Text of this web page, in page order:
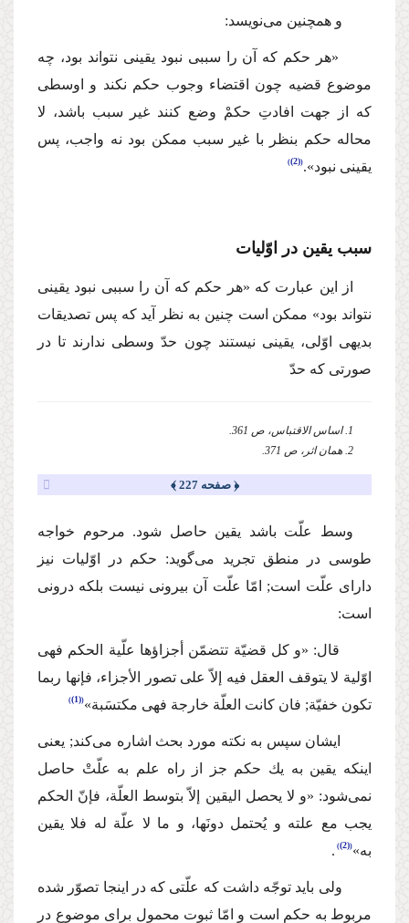
و همچنین می‌نویسد:
«هر حكم كه آن را سببی نبود یقینی نتواند بود، چه
موضوع قضیه چون اقتضاء وجوب حكم نكند و اوسطی
كه از جهت افادتِ حكمْ وضع كنند غیر سبب باشد، لا
محاله حكم بنظر با غیر سبب ممكن بود نه واجب، پس
یقینی نبود». (2)
سبب یقین در اوّلیات
از این عبارت كه «هر حكم كه آن را سببی نبود یقینی
نتواند بود» ممكن است چنین به نظر آید كه پس تصدیقات
بدیهی اوّلی، یقینی نیستند چون حدّ وسطی ندارند تا در
صورتی كه حدّ
1. اساس الاقتباس، ص 361.
2. همان اثر، ص 371.
﴿ صفحه 227 ﴾
وسط علّت باشد یقین حاصل شود. مرحوم خواجه
طوسی در منطق تجرید می‌گوید: حكم در اوّلیات نیز
دارای علّت است; امّا علّت آن بیرونی نیست بلكه درونی
است:
قال: «و كل قضیّة تتضمّن أجزاؤها علّیة الحكم فهی
اوّلیة لا یتوقف العقل فیه إلاّ علی تصور الأجزاء، فإنها ربما
تكون خفیّة; فان كانت العلّة خارجة فهی مكتسَبة» (1)
ایشان سپس به نكته مورد بحث اشاره می‌كند; یعنی
اینكه یقین به یك حكم جز از راه علم به علّتْ حاصل
نمی‌شود: «و لا یحصل الیقین إلاّ بتوسط العلّة، فإنّ الحكم
یجب مع علته و یُحتمل دونَها، و ما لا علّة له فلا یقین
به» (2)
.
ولی باید توجّه داشت كه علّتی كه در اینجا تصوّر شده
مربوط به حكم است و امّا ثبوت محمول برای موضوع در